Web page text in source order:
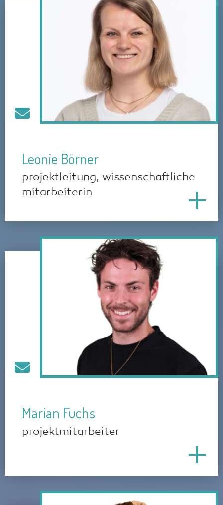
Leonie Börner
projektleitung, wissenschaftliche
mitarbeiterin
Marian Fuchs
projektmitarbeiter